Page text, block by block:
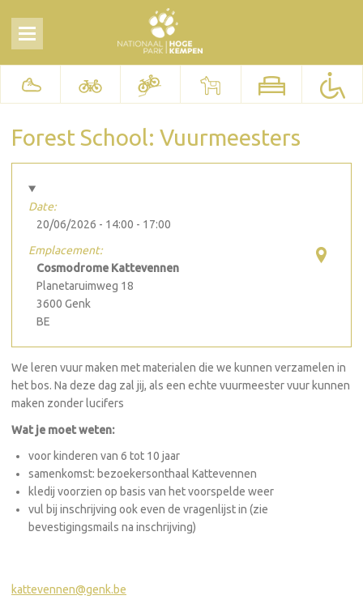
Forest School: Vuurmeesters
Date:
20/06/2026 - 14:00 - 17:00
Emplacement:
Cosmodrome Kattevennen
Planetaruimweg 18
3600 Genk
BE
We leren vuur maken met materialen die we kunnen verzamelen in
het bos. Na deze dag zal jij, als een echte vuurmeester vuur kunnen
maken zonder lucifers
Wat je moet weten:
voor kinderen van 6 tot 10 jaar
samenkomst: bezoekersonthaal Kattevennen
kledij voorzien op basis van het voorspelde weer
vul bij inschrijving ook even de vragenlijst in (zie
bevestigingsmails na inschrijving)
kattevennen@genk.be